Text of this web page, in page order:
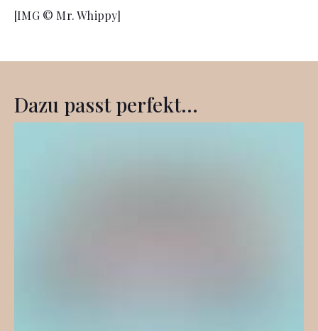
[IMG © Mr. Whippy]
Dazu passt perfekt...